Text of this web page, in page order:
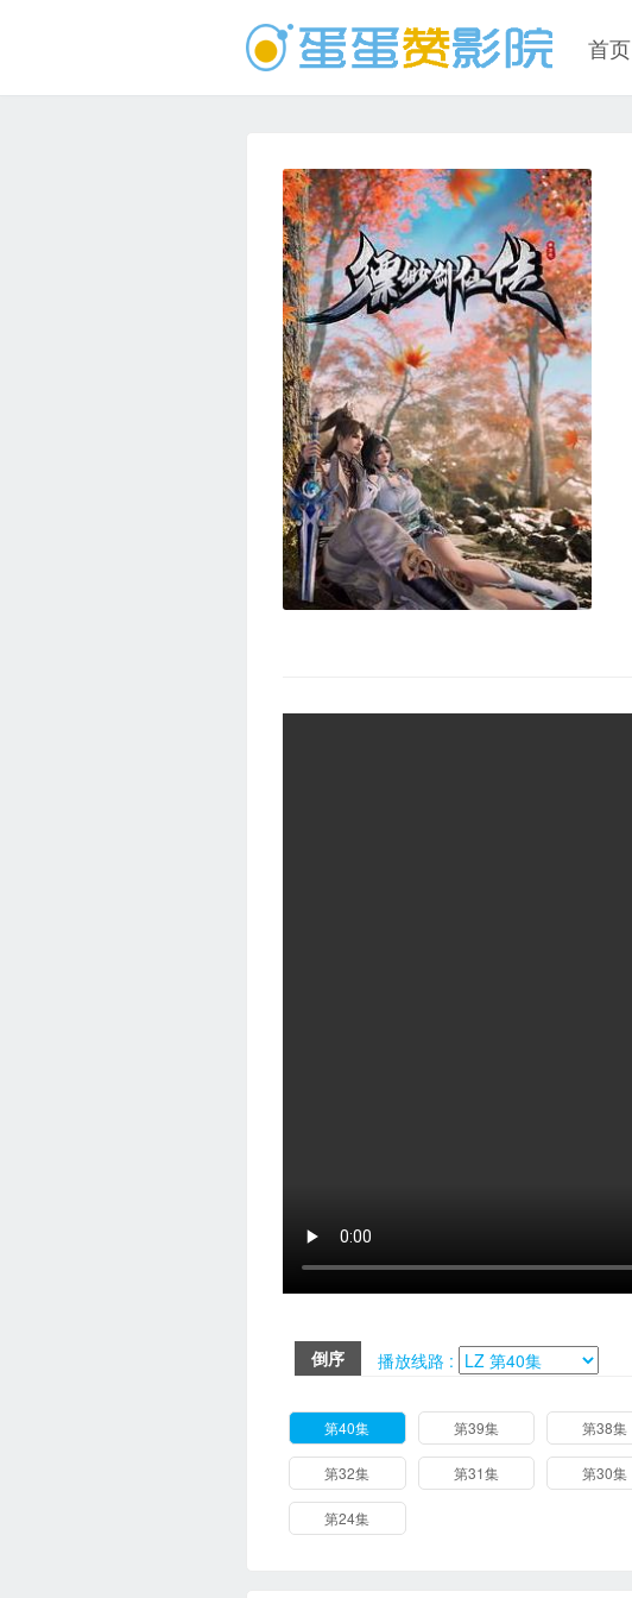
首页
倒序
播放线路 :
第40集 第39集 第38集
第32集 第31集 第30集
第24集